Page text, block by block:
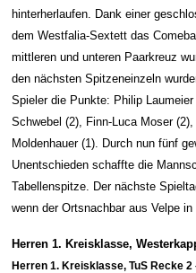
hinterherlaufen. Dank einer
dem Westfalia-Sextett das
mittleren und unteren Paarkreuz
den nächsten Spitzeneinzeln
Spieler die Punkte: Philip
Schwebel (2), Finn-Luca Moser
Moldenhauer (1). Durch nun fünf
Unentschieden schaffte die
Tabellenspitze. Der nächste
wenn derOrtsnachbar aus Velpe in
Herren 1. Kreisklasse,
Herren 1. Kreisklasse, TuS Recke